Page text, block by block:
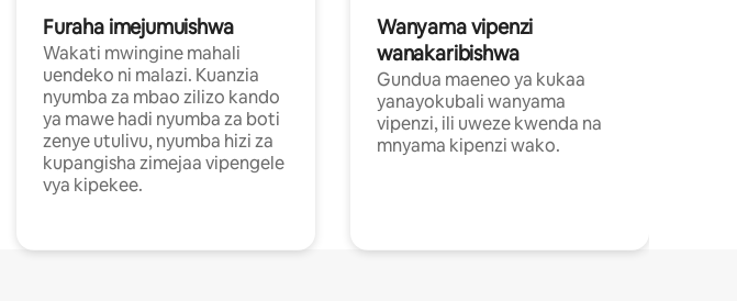
Furaha imejumuishwa
Wakati mwingine mahali
uendeko ni malazi. Kuanzia
nyumba za mbao zilizo kando
ya mawe hadi nyumba za boti
zenye utulivu, nyumba hizi za
kupangisha zimejaa vipengele
vya kipekee.
Wanyama vipenzi
wanakaribishwa
Gundua maeneo ya kukaa
yanayokubali wanyama
vipenzi, ili uweze kwenda na
mnyama kipenzi wako.